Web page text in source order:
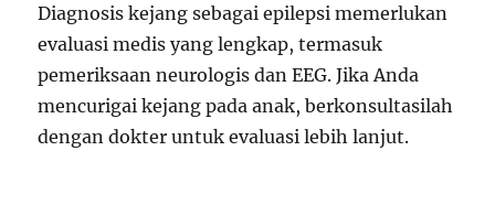
Diagnosis kejang sebagai epilepsi memerlukan
evaluasi medis yang lengkap, termasuk
pemeriksaan neurologis dan EEG. Jika Anda
mencurigai kejang pada anak, berkonsultasilah
dengan dokter untuk evaluasi lebih lanjut.